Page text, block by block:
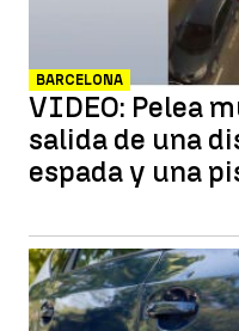
BARCELONA
VIDEO: Pelea
salida de una
espada y una